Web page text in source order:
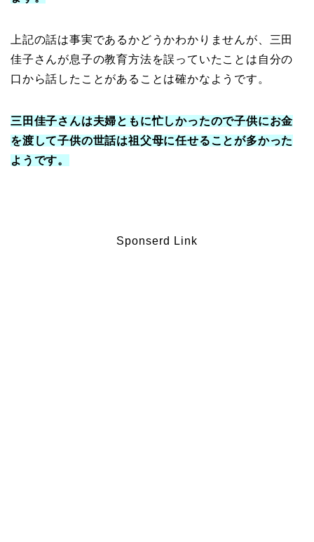
上記の話は事実であるかどうかわかりませんが、三田
佳子さんが息子の教育方法を誤っていたことは自分の
口から話したことがあることは確かなようです。
三田佳子さんは夫婦ともに忙しかったので子供にお金
を渡して子供の世話は祖父母に任せることが多かった
ようです。
Sponserd Link